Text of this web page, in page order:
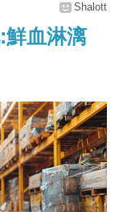
Shalott
鮮血淋漓